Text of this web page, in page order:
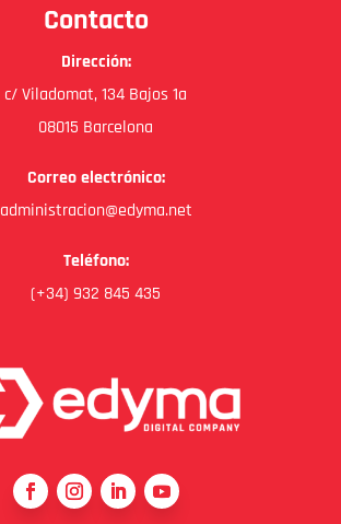
Contacto
Dirección:
c/ Viladomat, 134 Bajos 1a
08015 Barcelona
Correo electrónico:
administracion@edyma.net
Teléfono:
(+34) 932 845 435